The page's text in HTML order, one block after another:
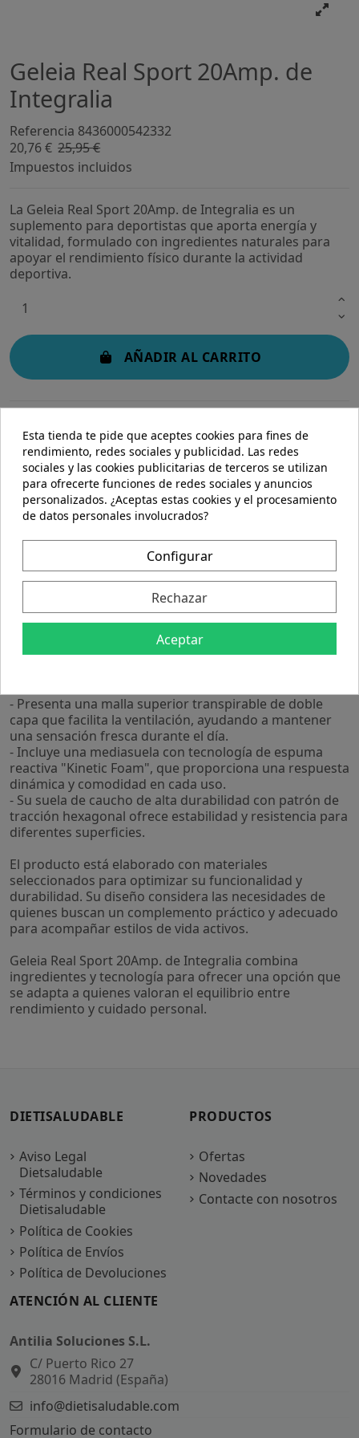
Geleia Real Sport 20Amp. de
Integralia
Referencia 8436000542332
20,76 € 25,95 €
Impuestos incluidos
La Geleia Real Sport 20Amp. de Integralia es un
suplemento para deportistas que aporta energía y
vitalidad, formulado con ingredientes naturales para
apoyar el rendimiento físico durante la actividad
deportiva.
AÑADIR AL CARRITO
Descripción
Detalles del producto
Geleia Real Sport 20Amp. de Integralia es un
complemento diseñado para personas activas que
buscan apoyar su bienestar diario mediante una
fórmula equilibrada. Está pensado para quienes desean
incorporar un suplemento que aporte energía y
- Presenta una malla superior transpirable de doble
capa que facilita la ventilación, ayudando a mantener
una sensación fresca durante el día.
- Incluye una mediasuela con tecnología de espuma
reactiva "Kinetic Foam", que proporciona una respuesta
dinámica y comodidad en cada uso.
- Su suela de caucho de alta durabilidad con patrón de
tracción hexagonal ofrece estabilidad y resistencia para
diferentes superficies.
El producto está elaborado con materiales
seleccionados para optimizar su funcionalidad y
durabilidad. Su diseño considera las necesidades de
quienes buscan un complemento práctico y adecuado
para acompañar estilos de vida activos.
Geleia Real Sport 20Amp. de Integralia combina
ingredientes y tecnología para ofrecer una opción que
se adapta a quienes valoran el equilibrio entre
rendimiento y cuidado personal.
DIETISALUDABLE
Aviso Legal
Dietsaludable
Términos y condiciones
Dietisaludable
Política de Cookies
Política de Envíos
Política de Devoluciones
PRODUCTOS
Ofertas
Novedades
Contacte con nosotros
ATENCIÓN AL CLIENTE
Antilia Soluciones S.L.
C/ Puerto Rico 27
28016 Madrid (España)
info@dietisaludable.com
Formulario de contacto
Esta tienda te pide que aceptes cookies para fines de
rendimiento, redes sociales y publicidad. Las redes
sociales y las cookies publicitarias de terceros se utilizan
para ofrecerte funciones de redes sociales y anuncios
personalizados. ¿Aceptas estas cookies y el procesamiento
de datos personales involucrados?
Configurar
Rechazar
Aceptar